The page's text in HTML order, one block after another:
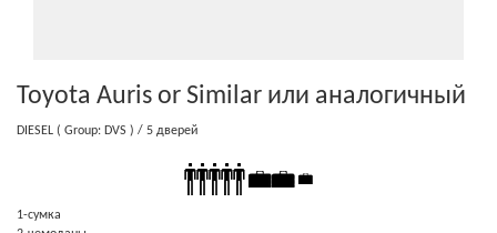
Toyota Auris or Similar или аналогичный
DIESEL ( Group: DVS ) / 5 дверей
1-cумка